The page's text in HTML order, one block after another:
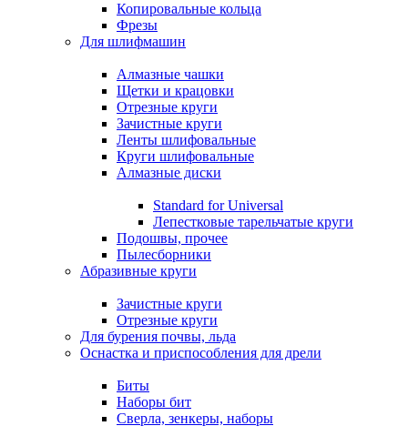
Копировальные кольца
Фрезы
Для шлифмашин
Алмазные чашки
Щетки и крацовки
Отрезные круги
Зачистные круги
Ленты шлифовальные
Круги шлифовальные
Алмазные диски
Standard for Universal
Лепестковые тарельчатые круги
Подошвы, прочее
Пылесборники
Абразивные круги
Зачистные круги
Отрезные круги
Для бурения почвы, льда
Оснастка и приспособления для дрели
Биты
Наборы бит
Сверла, зенкеры, наборы